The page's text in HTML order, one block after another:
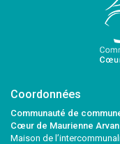
Coordonnées
Communauté de
Cœur de Maurienne Arvan
Maison de